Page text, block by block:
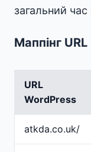
загальний час
Маппінг URL
URL
WordPress
atkda.co.uk/